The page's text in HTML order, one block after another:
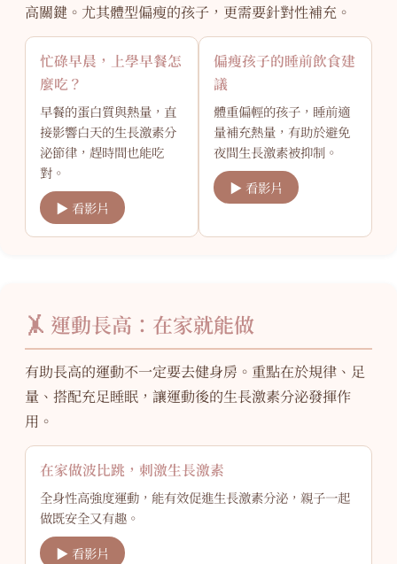
高關鍵。尤其體型偏瘦的孩子，更需要針對性補充。
忙碌早晨，上學早餐怎
麼吃？
早餐的蛋白質與熱量，直
接影響白天的生長激素分
泌節律，趕時間也能吃
對。
▶ 看影片
偏瘦孩子的睡前飲食建
議
體重偏輕的孩子，睡前適
量補充熱量，有助於避免
夜間生長激素被抑制。
▶ 看影片
🤸 運動長高：在家就能做
有助長高的運動不一定要去健身房。重點在於規律、足
量、搭配充足睡眠，讓運動後的生長激素分泌發揮作
用。
在家做波比跳，刺激生長激素
全身性高強度運動，能有效促進生長激素分泌，親子一起
做既安全又有趣。
▶ 看影片